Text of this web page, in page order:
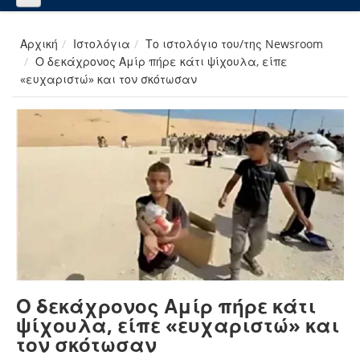
Αρχική Ιστολόγια
Το ιστολόγιο του/της Newsroom
Ο δεκάχρονος Αμίρ πήρε κάτι ψίχουλα, είπε
«ευχαριστώ» και τον σκότωσαν
Ο δεκάχρονος Αμίρ πήρε κάτι
ψίχουλα, είπε «ευχαριστώ» και
τον σκότωσαν